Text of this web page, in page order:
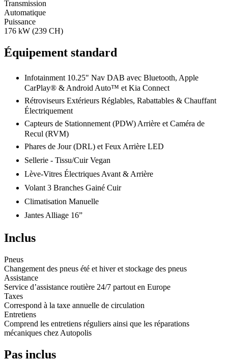
Transmission
Automatique
Puissance
176 kW (239 CH)
Équipement standard
Infotainment 10.25" Nav DAB avec Bluetooth, Apple
CarPlay® & Android Auto™ et Kia Connect
Rétroviseurs Extérieurs Réglables, Rabattables & Chauffant
Électriquement
Capteurs de Stationnement (PDW) Arrière et Caméra de
Recul (RVM)
Phares de Jour (DRL) et Feux Arrière LED
Sellerie - Tissu/Cuir Vegan
Lève-Vitres Électriques Avant & Arrière
Volant 3 Branches Gainé Cuir
Climatisation Manuelle
Jantes Alliage 16”
Inclus
Pneus
Changement des pneus été et hiver et stockage des pneus
Assistance
Service d’assistance routière 24/7 partout en Europe
Taxes
Correspond à la taxe annuelle de circulation
Entretiens
Comprend les entretiens réguliers ainsi que les réparations
mécaniques chez Autopolis
Pas inclus